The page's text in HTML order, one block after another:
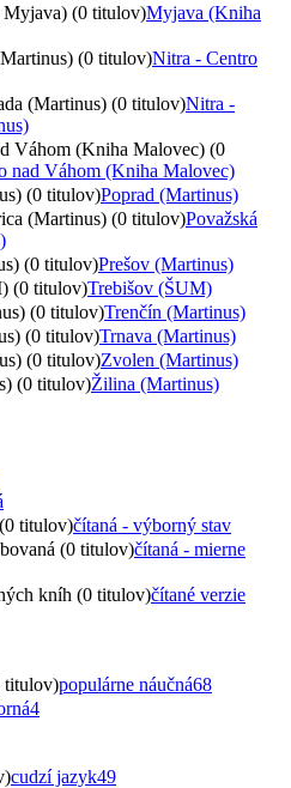
(0 titulov)Myjava (Kniha
(0 titulov)Nitra - Centro
(Martinus) (0 titulov)Nitra -
Váhom (Kniha Malovec) (0
nad Váhom (Kniha Malovec)
(0 titulov)Poprad (Martinus)
(Martinus) (0 titulov)Považská
(0 titulov)Prešov (Martinus)
(0 titulov)Trebišov (ŠUM)
(0 titulov)Trenčín (Martinus)
(0 titulov)Trnava (Martinus)
(0 titulov)Zvolen (Martinus)
(0 titulov)Žilina (Martinus)
titulov)čítaná - výborný stav
(0 titulov)čítaná - mierne
kníh (0 titulov)čítané verzie
titulov)populárne náučná68
4
cudzí jazyk49